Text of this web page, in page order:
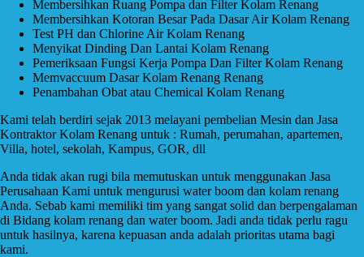
Membersihkan Ruang Pompa dan Filter Kolam Renang
Membersihkan Kotoran Besar Pada Dasar Air Kolam Renang
Test PH dan Chlorine Air Kolam Renang
Menyikat Dinding Dan Lantai Kolam Renang
Pemeriksaan Fungsi Kerja Pompa Dan Filter Kolam Renang
Memvaccuum Dasar Kolam Renang Renang
Penambahan Obat atau Chemical Kolam Renang
Kami telah berdiri sejak 2013 melayani pembelian Mesin dan Jasa
Kontraktor Kolam Renang untuk : Rumah, perumahan, apartemen,
Villa, hotel, sekolah, Kampus, GOR, dll
Anda tidak akan rugi bila memutuskan untuk menggunakan Jasa
Perusahaan Kami untuk mengurusi water boom dan kolam renang
Anda. Sebab kami memiliki tim yang sangat solid dan berpengalaman
di Bidang kolam renang dan water boom. Jadi anda tidak perlu ragu
untuk hasilnya, karena kepuasan anda adalah prioritas utama bagi
kami.